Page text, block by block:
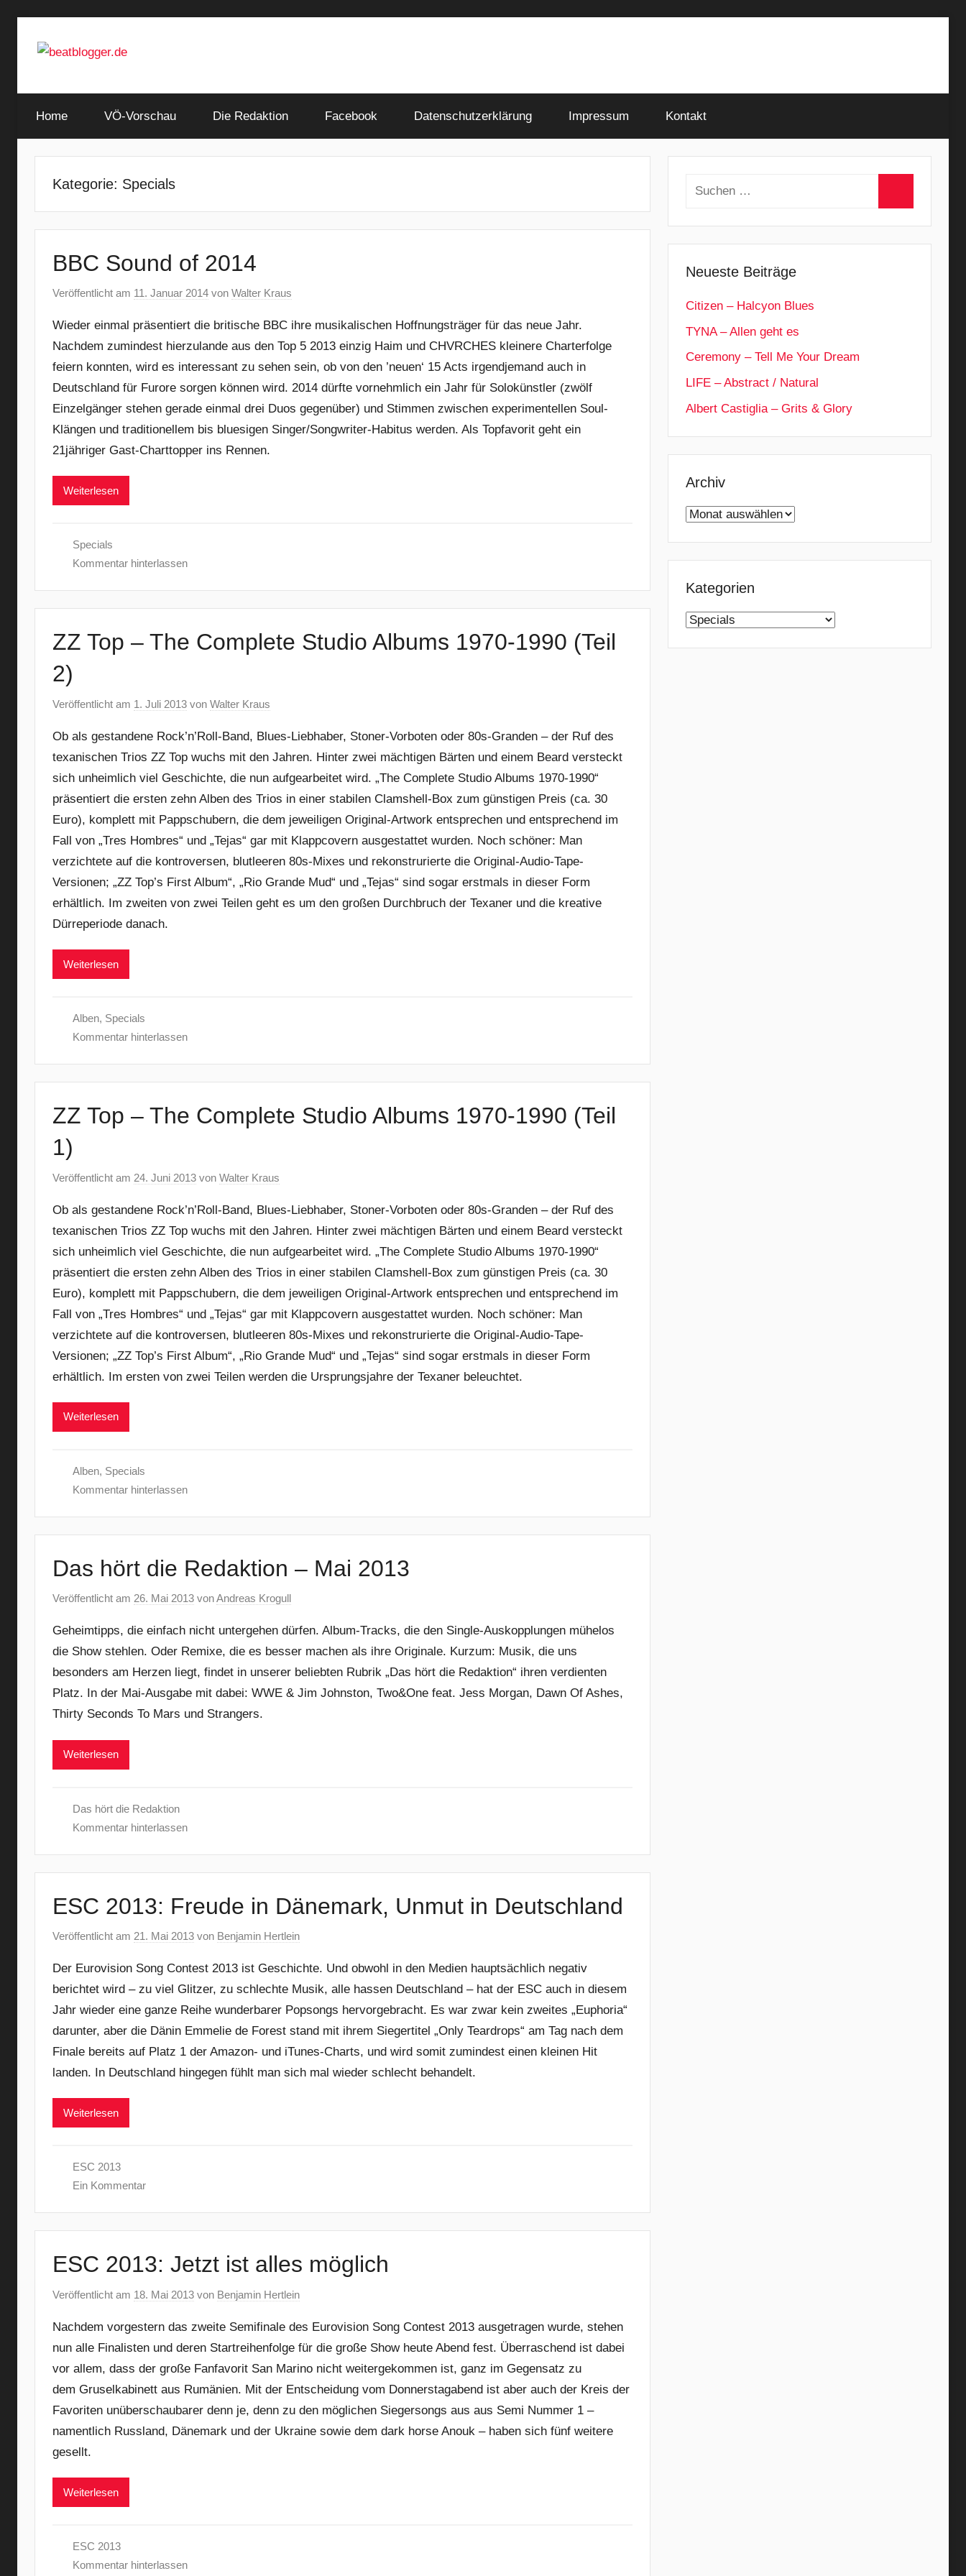
Inhalt
beatblogger.de
and
the
Home VÖ-Vorschau Die Redaktion Facebook Datenschutzerklärung Impressum Kontakt
Kategorie: Specials
BBC Sound of 2014
Veröffentlicht am 11. Januar 2014 von Walter Kraus
Wieder einmal präsentiert die britische BBC ihre musikalischen Hoffnungsträger für das neue Jahr.
Nachdem zumindest hierzulande aus den Top 5 2013 einzig Haim und CHVRCHES kleinere Charterfolge
feiern konnten, wird es interessant zu sehen sein, ob von den ’neuen‘ 15 Acts irgendjemand auch in
Deutschland für Furore sorgen können wird. 2014 dürfte vornehmlich ein Jahr für Solokünstler (zwölf
Einzelgänger stehen gerade einmal drei Duos gegenüber) und Stimmen zwischen experimentellen Soul-
Klängen und traditionellem bis bluesigen Singer/Songwriter-Habitus werden. Als Topfavorit geht ein
21jähriger Gast-Charttopper ins Rennen.
Weiterlesen
Specials
Kommentar hinterlassen
ZZ Top – The Complete Studio Albums 1970-1990 (Teil
2)
Veröffentlicht am 1. Juli 2013 von Walter Kraus
Ob als gestandene Rock’n’Roll-Band, Blues-Liebhaber, Stoner-Vorboten oder 80s-Granden – der Ruf des
texanischen Trios ZZ Top wuchs mit den Jahren. Hinter zwei mächtigen Bärten und einem Beard versteckt
sich unheimlich viel Geschichte, die nun aufgearbeitet wird. „The Complete Studio Albums 1970-1990“
präsentiert die ersten zehn Alben des Trios in einer stabilen Clamshell-Box zum günstigen Preis (ca. 30
Euro), komplett mit Pappschubern, die dem jeweiligen Original-Artwork entsprechen und entsprechend im
Fall von „Tres Hombres“ und „Tejas“ gar mit Klappcovern ausgestattet wurden. Noch schöner: Man
verzichtete auf die kontroversen, blutleeren 80s-Mixes und rekonstrurierte die Original-Audio-Tape-
Versionen; „ZZ Top’s First Album“, „Rio Grande Mud“ und „Tejas“ sind sogar erstmals in dieser Form
erhältlich. Im zweiten von zwei Teilen geht es um den großen Durchbruch der Texaner und die kreative
Dürreperiode danach.
Weiterlesen
Alben, Specials
Kommentar hinterlassen
ZZ Top – The Complete Studio Albums 1970-1990 (Teil
1)
Veröffentlicht am 24. Juni 2013 von Walter Kraus
Ob als gestandene Rock’n’Roll-Band, Blues-Liebhaber, Stoner-Vorboten oder 80s-Granden – der Ruf des
texanischen Trios ZZ Top wuchs mit den Jahren. Hinter zwei mächtigen Bärten und einem Beard versteckt
sich unheimlich viel Geschichte, die nun aufgearbeitet wird. „The Complete Studio Albums 1970-1990“
präsentiert die ersten zehn Alben des Trios in einer stabilen Clamshell-Box zum günstigen Preis (ca. 30
Euro), komplett mit Pappschubern, die dem jeweiligen Original-Artwork entsprechen und entsprechend im
Fall von „Tres Hombres“ und „Tejas“ gar mit Klappcovern ausgestattet wurden. Noch schöner: Man
verzichtete auf die kontroversen, blutleeren 80s-Mixes und rekonstrurierte die Original-Audio-Tape-
Versionen; „ZZ Top’s First Album“, „Rio Grande Mud“ und „Tejas“ sind sogar erstmals in dieser Form
erhältlich. Im ersten von zwei Teilen werden die Ursprungsjahre der Texaner beleuchtet.
Weiterlesen
Alben, Specials
Kommentar hinterlassen
Das hört die Redaktion – Mai 2013
Veröffentlicht am 26. Mai 2013 vonAndreas Krogull
Geheimtipps, die einfach nicht untergehen dürfen. Album-Tracks, die den Single-Auskopplungen mühelos
die Show stehlen. Oder Remixe, die es besser machen als ihre Originale. Kurzum: Musik, die uns
besonders am Herzen liegt, findet in unserer beliebten Rubrik „Das hört die Redaktion“ ihren verdienten
Platz. In der Mai-Ausgabe mit dabei: WWE & Jim Johnston, Two&One feat. Jess Morgan, Dawn Of Ashes,
Thirty Seconds To Mars und Strangers.
Weiterlesen
Das hört die Redaktion
Kommentar hinterlassen
ESC 2013: Freude in Dänemark, Unmut in Deutschland
Veröffentlicht am 21. Mai 2013 von Benjamin Hertlein
Der Eurovision Song Contest 2013 ist Geschichte. Und obwohl in den Medien hauptsächlich negativ
berichtet wird – zu viel Glitzer, zu schlechte Musik, alle hassen Deutschland – hat der ESC auch in diesem
Jahr wieder eine ganze Reihe wunderbarer Popsongs hervorgebracht. Es war zwar kein zweites „Euphoria“
darunter, aber die Dänin Emmelie de Forest stand mit ihrem Siegertitel „Only Teardrops“ am Tag nach dem
Finale bereits auf Platz 1 der Amazon- und iTunes-Charts, und wird somit zumindest einen kleinen Hit
landen. In Deutschland hingegen fühlt man sich mal wieder schlecht behandelt.
Weiterlesen
ESC 2013
Ein Kommentar
ESC 2013: Jetzt ist alles möglich
Veröffentlicht am 18. Mai 2013 von Benjamin Hertlein
Nachdem vorgestern das zweite Semifinale des Eurovision Song Contest 2013 ausgetragen wurde, stehen
nun alle Finalisten und deren Startreihenfolge für die große Show heute Abend fest. Überraschend ist dabei
vor allem, dass der große Fanfavorit San Marino nicht weitergekommen ist, ganz im Gegensatz zu
dem Gruselkabinett aus Rumänien. Mit der Entscheidung vom Donnerstagabend ist aber auch der Kreis der
Favoriten unüberschaubarer denn je, denn zu den möglichen Siegersongs aus aus Semi Nummer 1 –
namentlich Russland, Dänemark und der Ukraine sowie dem dark horse Anouk – haben sich fünf weitere
gesellt.
Weiterlesen
ESC 2013
Kommentar hinterlassen
Suchen
Neueste Beiträge
Citizen – Halcyon Blues
TYNA – Allen geht es
Ceremony – Tell Me Your Dream
LIFE – Abstract / Natural
Albert Castiglia – Grits & Glory
Archiv
Archiv
Kategorien
Kategorien